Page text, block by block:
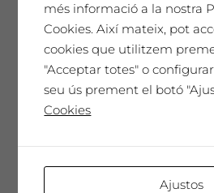
més informació a la nostra
Cookies. Així mateix, pot
cookies que utilitzem
"Acceptar totes" o
seu ús prement el botó
Cookies
Ajustos